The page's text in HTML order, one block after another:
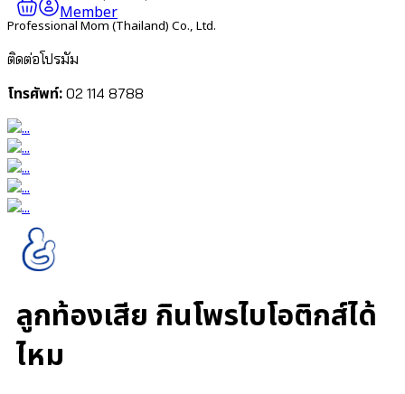
Member
Professional Mom (Thailand) Co., Ltd.
ติดต่อโปรมัม
โทรศัพท์: 02 114 8788
ลูกท้องเสีย กินโพรไบโอติกส์ได้
ไหม